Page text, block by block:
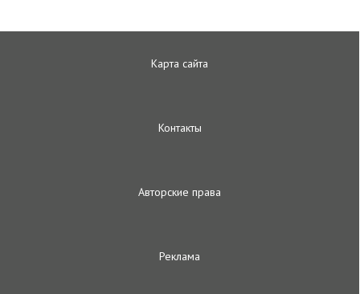
Карта сайта
Контакты
Авторские права
Реклама